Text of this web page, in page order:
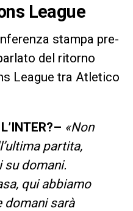
League
stampa pre-
del ritorno
League tra Atletico
«Non
partita,
su domani.
qui abbiamo
domani sarà